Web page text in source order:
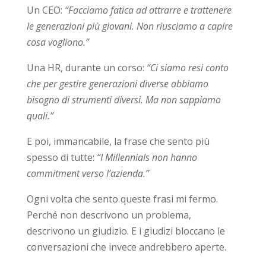
Un CEO: “Facciamo fatica ad attrarre e trattenere
le generazioni più giovani. Non riusciamo a capire
cosa vogliono.”
Una HR, durante un corso: “Ci siamo resi conto
che per gestire generazioni diverse abbiamo
bisogno di strumenti diversi. Ma non sappiamo
quali.”
E poi, immancabile, la frase che sento più
spesso di tutte: “I Millennials non hanno
commitment verso l’azienda.”
Ogni volta che sento queste frasi mi fermo.
Perché non descrivono un problema,
descrivono un giudizio. E i giudizi bloccano le
conversazioni che invece andrebbero aperte.